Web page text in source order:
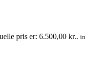
pris er: 6.500,00 kr..